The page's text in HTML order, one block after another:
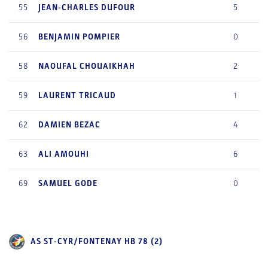
55 JEAN-CHARLES DUFOUR 5
56 BENJAMIN POMPIER 0
58 NAOUFAL CHOUAIKHAH 2
59 LAURENT TRICAUD 1
62 DAMIEN BEZAC 4
63 ALI AMOUHI 6
69 SAMUEL GODE 0
AS ST-CYR/FONTENAY HB 78 (2)